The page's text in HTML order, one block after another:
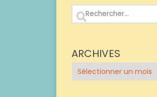
Rechercher :
ARCHIVES
Archives